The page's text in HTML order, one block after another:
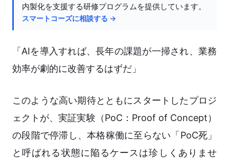
内製化を支援する研修プログラムを提供しています。
スマートコーズに相談する →
「AIを導入すれば、長年の課題が一掃され、業務
効率が劇的に改善するはずだ」
このような高い期待とともにスタートしたプロジ
ェクトが、実証実験（PoC：Proof of Concept）
の段階で停滞し、本格稼働に至らない「PoC死」
と呼ばれる状態に陥るケースは珍しくありませ